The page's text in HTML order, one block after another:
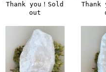
Thank you！Sold
out
Thank